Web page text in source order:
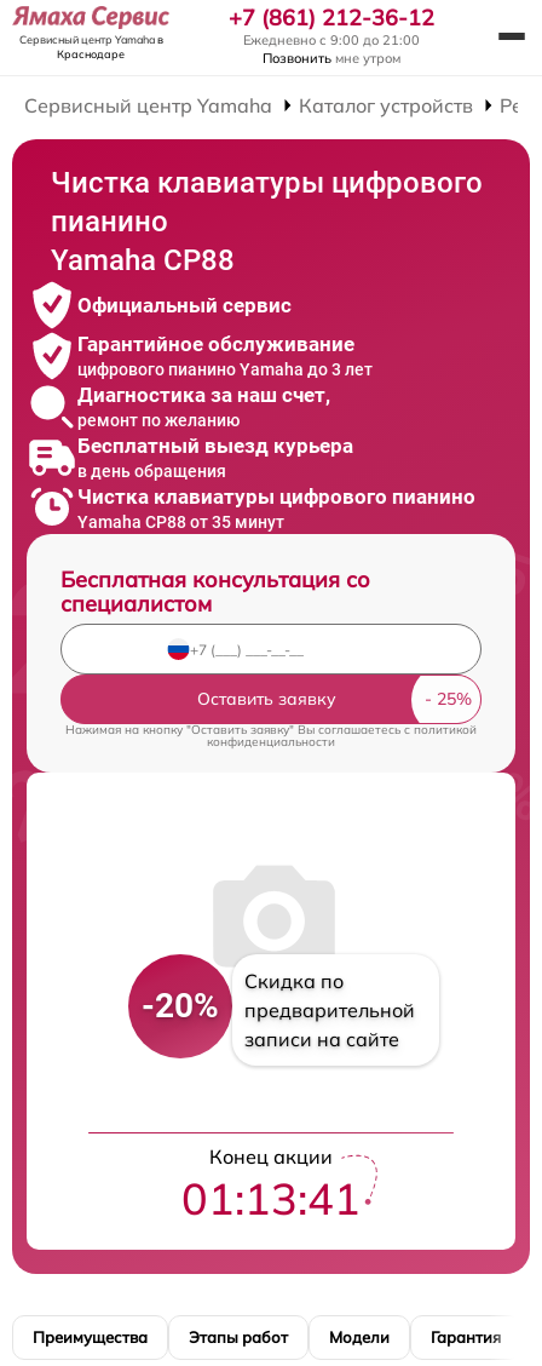
Сервисный центр Yamahaв
Краснодаре
+7 (861) 212-36-12
Ежедневно с 9:00 до 21:00
Позвонить мне утром
Сервисный центр Yamaha Каталог устройств
Чистка клавиатуры цифрового
пианино
Yamaha CP88
Официальный сервис
Гарантийное обслуживание
цифрового пианино Yamaha до 3 лет
Диагностика за наш счет,
ремонт по желанию
Бесплатный выезд курьера
в день обращения
Чистка клавиатуры цифрового пианино
Yamaha CP88 от 35 минут
Бесплатная консультация со
специалистом
Оставить заявку
Нажимая на кнопку "Оставить заявку" Вы соглашаетесь cполитикой
конфиденциальности
-20%
Скидка по
предварительной
записи на сайте
Конец акции
01:13:40
Преимущества Этапы работ Модели Гарантия